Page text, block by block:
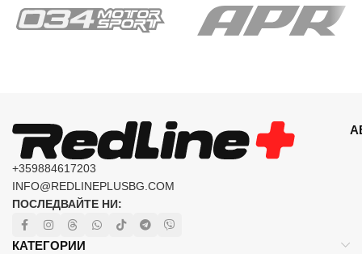
+359884617203
INFO@REDLINEPLUSBG.COM
ПОСЛЕДВАЙТЕ НИ:
КАТЕГОРИИ